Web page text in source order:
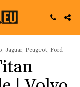
Jaguar, Peugeot, Ford